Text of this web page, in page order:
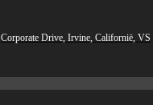
Corporate Drive, Irvine, Californië, VS